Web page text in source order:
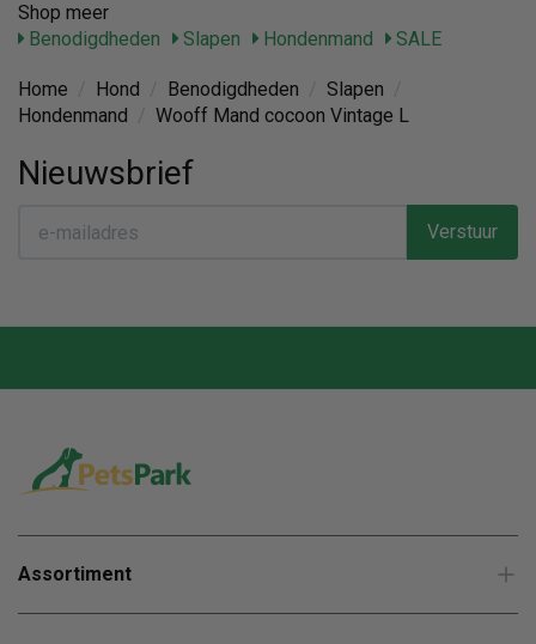
Shop meer
Benodigdheden
Slapen Hondenmand SALE
Home Hond Benodigdheden Slapen
Hondenmand
Wooff Mand cocoon Vintage L
Nieuwsbrief
Verstuur
Assortiment